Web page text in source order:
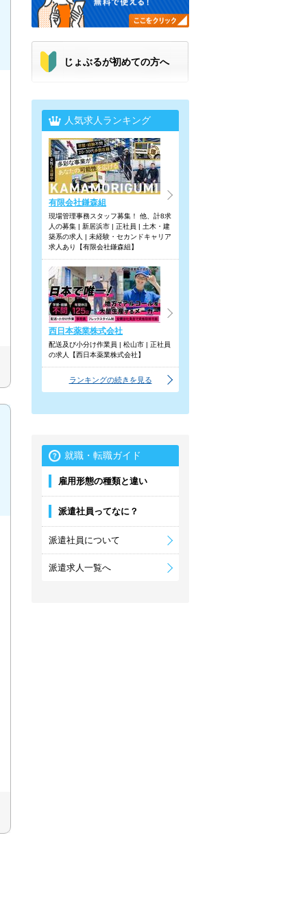
じょぶるが初めての方へ
人気求人ランキング
有限会社鎌森組
現場管理事務スタッフ募集！ 他、計8求
人の募集 | 新居浜市 | 正社員 | 土木・建
築系の求人 | 未経験・セカンドキャリア
求人あり【有限会社鎌森組】
西日本薬業株式会社
配送及び小分け作業員 | 松山市 | 正社員
の求人【西日本薬業株式会社】
ランキングの続きを見る
就職・転職ガイド
雇用形態の種類と違い
派遣社員ってなに？
派遣社員について
派遣求人一覧へ